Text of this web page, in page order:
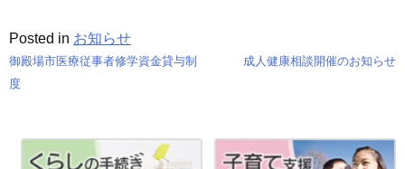
Posted in お知らせ
投
御殿場市医療従事者修学資金貸与制
度
成人健康相談開催のお知らせ